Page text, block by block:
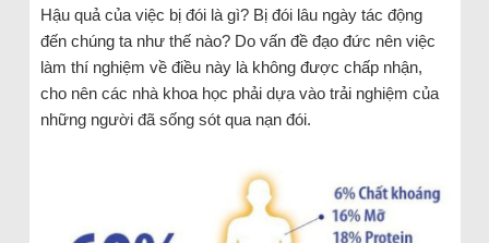
Hậu quả của việc bị đói là gì? Bị đói lâu ngày tác động
đến chúng ta như thế nào? Do vấn đề đạo đức nên việc
làm thí nghiệm về điều này là không được chấp nhận,
cho nên các nhà khoa học phải dựa vào trải nghiệm của
những người đã sống sót qua nạn đói.